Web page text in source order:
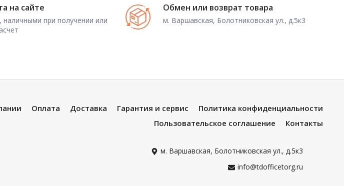
на сайте
наличными при получении или
Обмен или возврат товара
м. Варшавская, Болотниковская ул., д.5к3
Оплата Доставка Гарантия и сервис
Политика конфиденциальности
Пользовательское соглашение
Контакты
м. Варшавская, Болотниковская ул., д.5к3
info@tdofficetorg.ru